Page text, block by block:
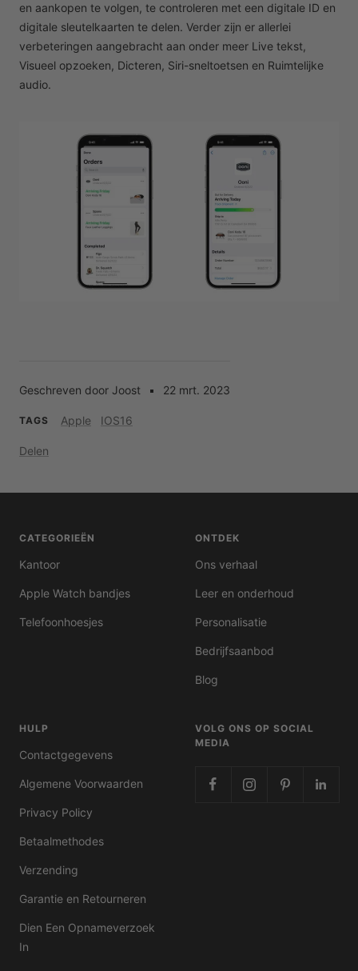
Geschreven door Joost 22 mrt. 2023
TAGS Apple IOS16
Delen
en aankopen te volgen, te controleren met een digitale ID en
digitale sleutelkaarten te delen. Verder zijn er allerlei
verbeteringen aangebracht aan onder meer Live tekst,
Visueel opzoeken, Dicteren, Siri-sneltoetsen en Ruimtelijke
audio.
CATEGORIEËN
Kantoor
Apple Watch bandjes
Telefoonhoesjes
ONTDEK
Ons verhaal
Leer en onderhoud
Personalisatie
Bedrijfsaanbod
Blog
HULP
Contactgegevens
Algemene Voorwaarden
Privacy Policy
Betaalmethodes
Verzending
Garantie en Retourneren
Dien Een Opnameverzoek
In
VOLG ONS OP SOCIAL
MEDIA